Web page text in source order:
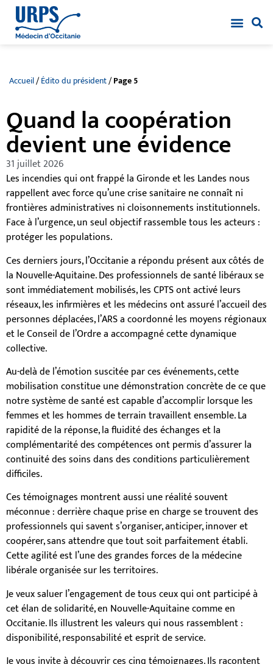
Accueil/Édito du président/Page 5
Quand la coopération
devient une évidence
31 juillet 2026
Les incendies qui ont frappé la Gironde et les Landes nous
rappellent avec force qu’une crise sanitaire ne connaît ni
frontières administratives ni cloisonnements institutionnels.
Face à l’urgence, un seul objectif rassemble tous les acteurs :
protéger les populations.
Ces derniers jours, l’Occitanie a répondu présent aux côtés de
la Nouvelle-Aquitaine. Des professionnels de santé libéraux se
sont immédiatement mobilisés, les CPTS ont activé leurs
réseaux, les infirmières et les médecins ont assuré l’accueil des
personnes déplacées, l’ARS a coordonné les moyens régionaux
et le Conseil de l’Ordre a accompagné cette dynamique
collective.
Au-delà de l’émotion suscitée par ces événements, cette
mobilisation constitue une démonstration concrète de ce que
notre système de santé est capable d’accomplir lorsque les
femmes et les hommes de terrain travaillent ensemble. La
rapidité de la réponse, la fluidité des échanges et la
complémentarité des compétences ont permis d’assurer la
continuité des soins dans des conditions particulièrement
difficiles.
Ces témoignages montrent aussi une réalité souvent
méconnue : derrière chaque prise en charge se trouvent des
professionnels qui savent s’organiser, anticiper, innover et
coopérer, sans attendre que tout soit parfaitement établi.
Cette agilité est l’une des grandes forces de la médecine
libérale organisée sur les territoires.
Je veux saluer l’engagement de tous ceux qui ont participé à
cet élan de solidarité, en Nouvelle-Aquitaine comme en
Occitanie. Ils illustrent les valeurs qui nous rassemblent :
disponibilité, responsabilité et esprit de service.